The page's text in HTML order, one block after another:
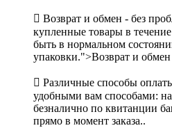
 Возврат и обмен - без
купленные товары в
быть в нормальном
упаковки.">Возврат и
 Различные способы
удобными вам способами:
безналично по квитанции
прямо в момент заказа..